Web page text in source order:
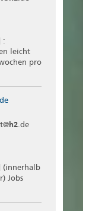
:
leicht
pro
h2.de
(innerhalb
Jobs